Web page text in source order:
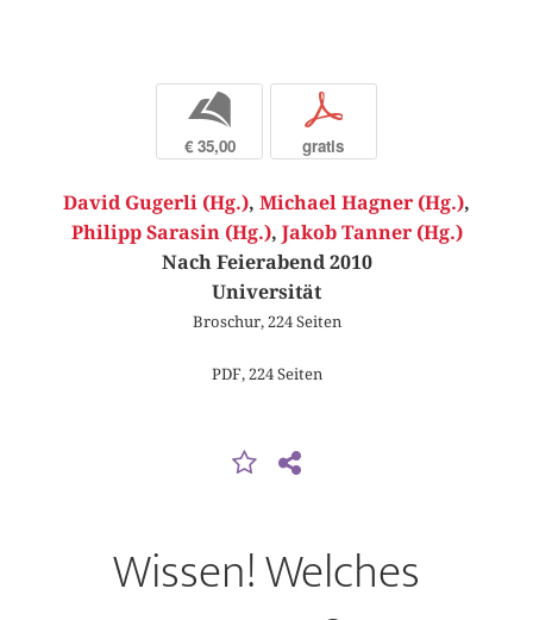
b
€ 35,00
p
gratis
David Gugerli (Hg.), Michael Hagner (Hg.),
Philipp Sarasin (Hg.), Jakob Tanner (Hg.)
Nach Feierabend 2010
Universität
Broschur, 224 Seiten
PDF, 224 Seiten
Wissen! Welches